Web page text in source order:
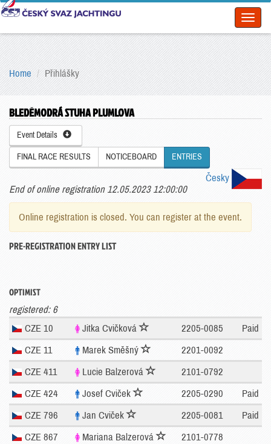
Home Přihlášky
BLEDĚMODRÁ STUHA PLUMLOVA
Event Details
FINAL RACE RESULTS NOTICEBOARD ENTRIES
Česky
End of online registration 12.05.2023 12:00:00
Online registration is closed. You can register at the event.
PRE-REGISTRATION ENTRY LIST
OPTIMIST
registered: 6
CZE 10
Jitka Cvičková 2205-0085 Paid
CZE 11 Marek Směšný 2201-0092
CZE 411 Lucie Balzerová 2101-0792
CZE 424 Josef Cviček 2205-0290 Paid
CZE 796 Jan Cviček 2205-0081 Paid
CZE 867 Mariana Balzerová 2101-0778